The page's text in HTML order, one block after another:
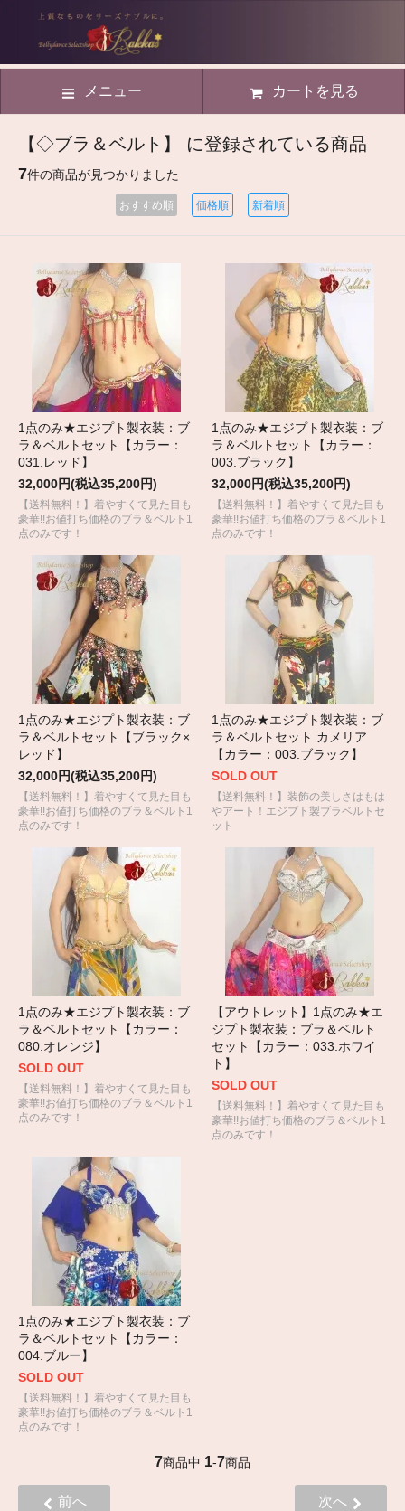
メニュー カートを見る
【◇ブラ＆ベルト】 に登録されている商品
7件の商品が見つかりました
おすすめ順 価格順 新着順
1点のみ★エジプト製衣装：ブ
ラ＆ベルトセット【カラー：
031.レッド】
32,000円(税込35,200円)
【送料無料！】着やすくて見た目も
豪華!!お値打ち価格のブラ＆ベルト1
点のみです！
1点のみ★エジプト製衣装：ブ
ラ＆ベルトセット【カラー：
003.ブラック】
32,000円(税込35,200円)
【送料無料！】着やすくて見た目も
豪華!!お値打ち価格のブラ＆ベルト1
点のみです！
1点のみ★エジプト製衣装：ブ
ラ＆ベルトセット【ブラック×
レッド】
32,000円(税込35,200円)
【送料無料！】着やすくて見た目も
豪華!!お値打ち価格のブラ＆ベルト1
点のみです！
1点のみ★エジプト製衣装：ブ
ラ＆ベルトセット カメリア
【カラー：003.ブラック】
SOLD OUT
【送料無料！】装飾の美しさはもは
やアート！エジプト製ブラベルトセ
ット
1点のみ★エジプト製衣装：ブ
ラ＆ベルトセット【カラー：
080.オレンジ】
SOLD OUT
【送料無料！】着やすくて見た目も
豪華!!お値打ち価格のブラ＆ベルト1
点のみです！
【アウトレット】1点のみ★エ
ジプト製衣装：ブラ＆ベルト
セット【カラー：033.ホワイ
ト】
SOLD OUT
【送料無料！】着やすくて見た目も
豪華!!お値打ち価格のブラ＆ベルト1
点のみです！
1点のみ★エジプト製衣装：ブ
ラ＆ベルトセット【カラー：
004.ブルー】
SOLD OUT
【送料無料！】着やすくて見た目も
豪華!!お値打ち価格のブラ＆ベルト1
点のみです！
7商品中 1-7商品
前へ 次へ